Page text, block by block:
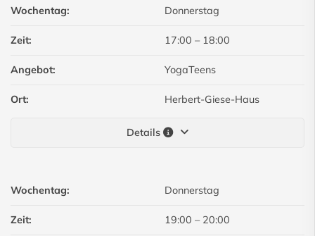
Wochentag: Donnerstag
Zeit: 17:00 – 18:00
Angebot: YogaTeens
Ort: Herbert-Giese-Haus
Details
Wochentag: Donnerstag
Zeit: 19:00 – 20:00